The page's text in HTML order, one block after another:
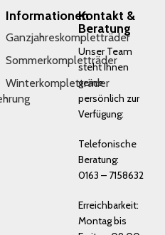
Informationen
Ganzjahreskompletträder
Sommerkompletträder
Winterkompletträder
Kontakt &
Beratung
Unser Team
steht Ihnen
gerne
persönlich zur
Verfügung:
Telefonische
Beratung:
0163 – 7158632
Erreichbarkeit:
Montag bis